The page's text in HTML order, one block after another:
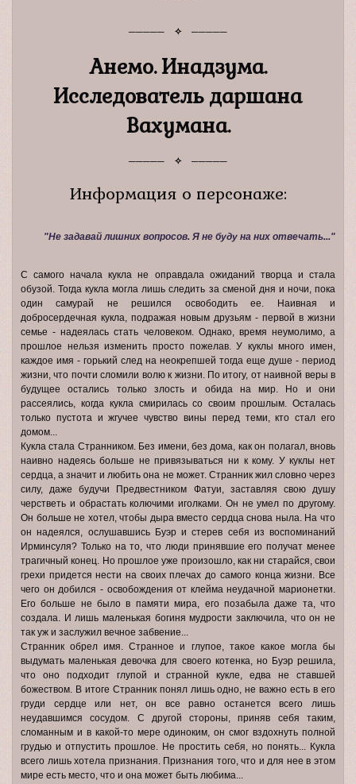
───── ✧ ─────
Анемо. Инадзума.
Исследователь даршана
Вахумана.
───── ✧ ─────
Информация о персонаже:
"Не задавай лишних вопросов. Я не буду на них отвечать..."
С самого начала кукла не оправдала ожиданий творца и стала
обузой. Тогда кукла могла лишь следить за сменой дня и ночи, пока
один самурай не решился освободить ее. Наивная и
добросердечная кукла, подражая новым друзьям - первой в жизни
семье - надеялась стать человеком. Однако, время неумолимо, а
прошлое нельзя изменить просто пожелав. У куклы много имен,
каждое имя - горький след на неокрепшей тогда еще душе - период
жизни, что почти сломили волю к жизни. По итогу, от наивной веры в
будущее остались только злость и обида на мир. Но и они
рассеялись, когда кукла смирилась со своим прошлым. Осталась
только пустота и жгучее чувство вины перед теми, кто стал его
домом...
Кукла стала Странником. Без имени, без дома, как он полагал, вновь
наивно надеясь больше не привязываться ни к кому. У куклы нет
сердца, а значит и любить она не может. Странник жил словно через
силу, даже будучи Предвестником Фатуи, заставляя свою душу
черстветь и обрастать колючими иголками. Он не умел по другому.
Он больше не хотел, чтобы дыра вместо сердца снова ныла. На что
он надеялся, ослушавшись Буэр и стерев себя из воспоминаний
Ирминсуля? Только на то, что люди принявшие его получат менее
трагичный конец. Но прошлое уже произошло, как ни старайся, свои
грехи придется нести на своих плечах до самого конца жизни. Все
чего он добился - освобождения от клейма неудачной марионетки.
Его больше не было в памяти мира, его позабыла даже та, что
создала. И лишь маленькая богиня мудрости заключила, что он не
так уж и заслужил вечное забвение...
Странник обрел имя. Странное и глупое, такое какое могла бы
выдумать маленькая девочка для своего котенка, но Буэр решила,
что оно подходит глупой и странной кукле, едва не ставшей
божеством. В итоге Странник понял лишь одно, не важно есть в его
груди сердце или нет, он все равно останется всего лишь
неудавшимся сосудом. С другой стороны, приняв себя таким,
сломанным и в какой-то мере одиноким, он смог вздохнуть полной
грудью и отпустить прошлое. Не простить себя, но понять... Кукла
всего лишь хотела признания. Признания того, что и для нее в этом
мире есть место, что и она может быть любима...